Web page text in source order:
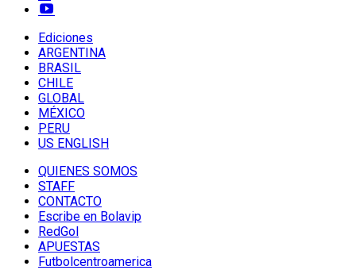
Ediciones
ARGENTINA
BRASIL
CHILE
GLOBAL
MÉXICO
PERU
US ENGLISH
QUIENES SOMOS
STAFF
CONTACTO
Escribe en Bolavip
RedGol
APUESTAS
Futbolcentroamerica